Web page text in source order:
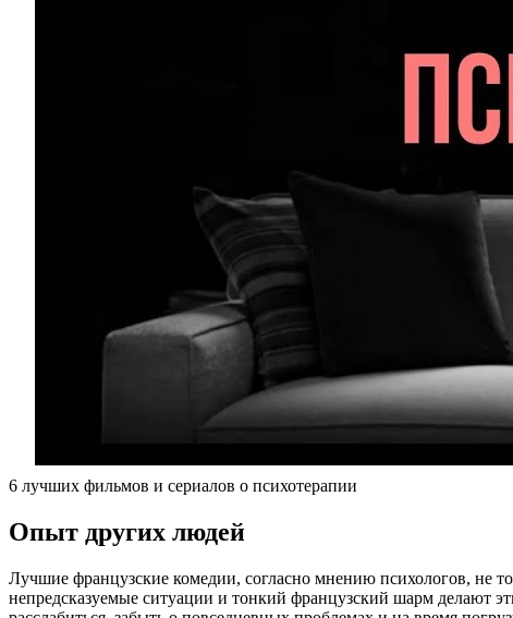
6 лучших фильмов и сериалов о психотерапии
Опыт других людей
Лучшие французские комедии, согласно мнению психологов, не
непредсказуемые ситуации и тонкий французский шарм делают